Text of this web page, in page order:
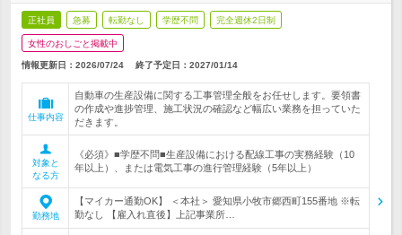
正社員 急募 転勤なし 学歴不問 完全週休2日制
女性のおしごと掲載中
情報更新日：2026/07/24 終了予定日： 2027/01/14
仕事内容
自動車の生産設備に関する工事管理全般をお任せします。要領書
の作成や進捗管理、施工状況の確認など幅広い業務を担っていた
だきます。
対象と
なる方
《必須》■学歴不問■生産設備における配線工事の実務経験（10
年以上）、または電気工事の進行管理経験（5年以上）
勤務地
【マイカー通勤OK】 ＜本社＞ 愛知県小牧市郷西町155番地 ※転
勤なし 【雇入れ直後】上記事業所…